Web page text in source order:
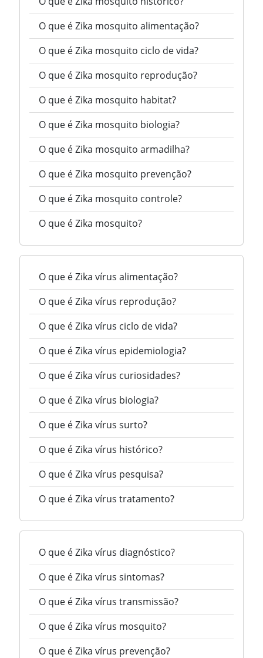
O que é Zika mosquito alimentação?
O que é Zika mosquito ciclo de vida?
O que é Zika mosquito reprodução?
O que é Zika mosquito habitat?
O que é Zika mosquito biologia?
O que é Zika mosquito armadilha?
O que é Zika mosquito prevenção?
O que é Zika mosquito controle?
O que é Zika mosquito?
O que é Zika vírus alimentação?
O que é Zika vírus reprodução?
O que é Zika vírus ciclo de vida?
O que é Zika vírus epidemiologia?
O que é Zika vírus curiosidades?
O que é Zika vírus biologia?
O que é Zika vírus surto?
O que é Zika vírus histórico?
O que é Zika vírus pesquisa?
O que é Zika vírus tratamento?
O que é Zika vírus diagnóstico?
O que é Zika vírus sintomas?
O que é Zika vírus transmissão?
O que é Zika vírus mosquito?
O que é Zika vírus prevenção?